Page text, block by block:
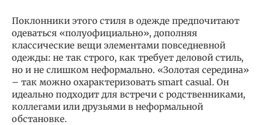
Поклонники этого стиля в одежде предпочитают
одеваться «полуофициально», дополняя
классические вещи элементами повседневной
одежды: не так строго, как требует деловой стиль,
но и не слишком неформально. «Золотая середина»
– так можно охарактеризовать smart casual. Он
идеально подходит для встречи с родственниками,
коллегами или друзьями в неформальной
обстановке.